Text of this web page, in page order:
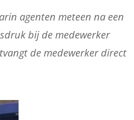
agenten meteen na een
bij de medewerker
de medewerker direct